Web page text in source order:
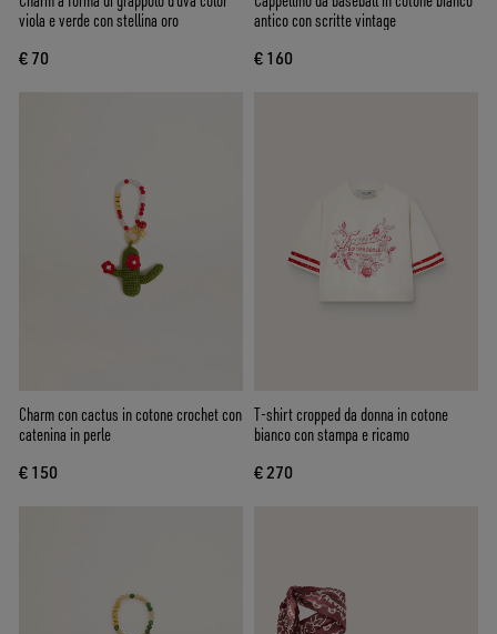
viola e verde con stellina oro
€ 70
antico con scritte vintage
€ 160
Charm con cactus in cotone crochet con
catenina in perle
€ 150
T-shirt cropped da donna in cotone
bianco con stampa e ricamo
€ 270